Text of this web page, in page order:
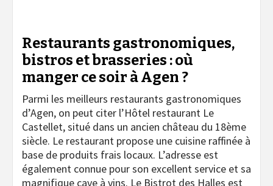
Restaurants gastronomiques,
bistros et brasseries : où
manger ce soir à Agen ?
Parmi les meilleurs restaurants gastronomiques
d’Agen, on peut citer l’Hôtel restaurant Le
Castellet, situé dans un ancien château du 18ème
siècle. Le restaurant propose une cuisine raffinée à
base de produits frais locaux. L’adresse est
également connue pour son excellent service et sa
magnifique cave à vins. Le Bistrot des Halles est